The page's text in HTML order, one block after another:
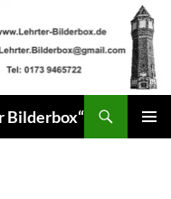
Bilderbox“